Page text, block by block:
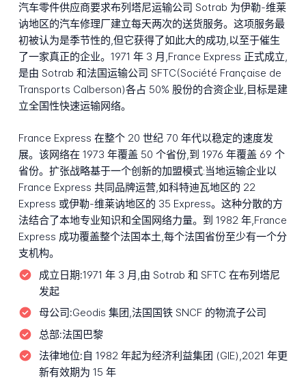
汽车零件供应商要求布列塔尼运输公司 Sotrab 为伊勒-维莱
讷地区的汽车修理厂建立每天两次的送货服务。这项服务最
初被认为是季节性的,但它获得了如此大的成功,以至于催生
了一家真正的企业。1971 年 3 月,France Express 正式成立,
是由 Sotrab 和法国运输公司 SFTC(Société Française de
Transports Calberson)各占 50% 股份的合资企业,目标是建
立全国性快速运输网络。
France Express 在整个 20 世纪 70 年代以稳定的速度发
展。该网络在 1973 年覆盖 50 个省份,到 1976 年覆盖 69 个
省份。扩张战略基于一个创新的加盟模式:当地运输企业以
France Express 共同品牌运营,如科特迪瓦地区的 22
Express 或伊勒-维莱讷地区的 35 Express。这种分散的方
法结合了本地专业知识和全国网络力量。到 1982 年,France
Express 成功覆盖整个法国本土,每个法国省份至少有一个分
支机构。
成立日期:1971 年 3 月,由 Sotrab 和 SFTC 在布列塔尼
发起
母公司:Geodis 集团,法国国铁 SNCF 的物流子公司
总部:法国巴黎
法律地位:自 1982 年起为经济利益集团 (GIE),2021 年更
新有效期为 15 年